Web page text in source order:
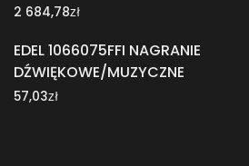
2 684,78zł
EDEL 1066075FFI NAGRANIE
DŹWIĘKOWE/MUZYCZNE
57,03zł